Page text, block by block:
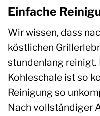
Einfache
Wir wissen, dass
köstlichen
stundenlang reinigt.
Kohleschale ist so
Reinigung so
Nach vollständiger